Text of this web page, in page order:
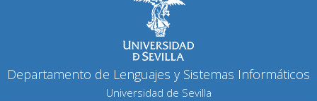
Departamento de Lenguajes y Sistemas Informáticos
Universidad de Sevilla